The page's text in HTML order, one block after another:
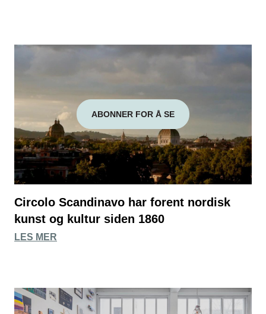
ABONNER FOR Å SE
Circolo Scandinavo har forent nordisk
kunst og kultur siden 1860
LES MER